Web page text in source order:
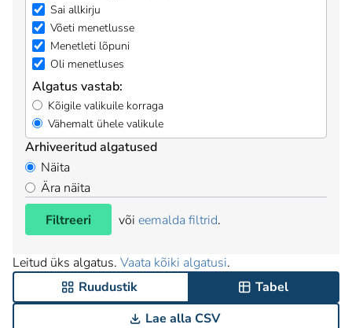
Sai allkirju
Võeti menetlusse
Menetleti lõpuni
Oli menetluses
Algatus vastab:
Kõigile valikuile korraga
Vähemalt ühele valikule
Arhiveeritud algatused
Näita
Ära näita
Filtreeri
või eemalda filtrid.
Leitud üks algatus. Vaata kõiki algatusi.
Ruudustik
Tabel
Lae alla CSV